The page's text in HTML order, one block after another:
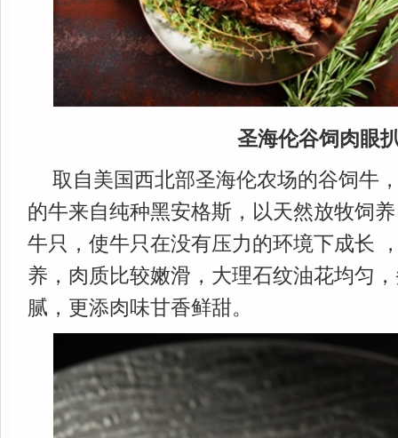
圣海伦谷饲肉眼
取自美国西北部圣海伦农场的谷饲牛
的牛来自纯种黑安格斯，以天然放牧饲
牛只，使牛只在没有压力的环境下成长
养，肉质比较嫩滑，大理石纹油花均匀
腻，更添肉味甘香鲜甜。